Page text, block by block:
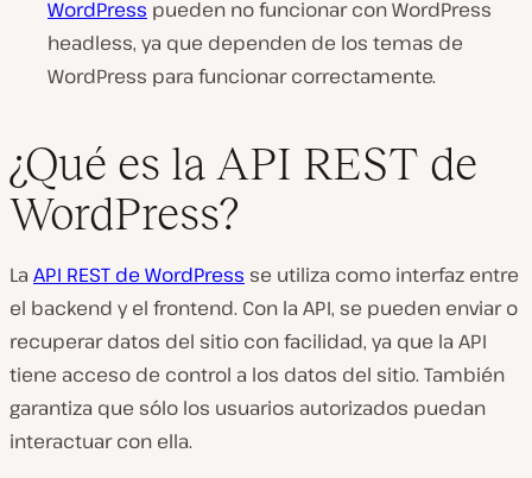
WordPress pueden no funcionar con WordPress
headless, ya que dependen de los temas de
WordPress para funcionar correctamente.
¿Qué es la API REST de
WordPress?
La API REST de WordPress se utiliza como interfaz entre
el backend y el frontend. Con la API, se pueden enviar o
recuperar datos del sitio con facilidad, ya que la API
tiene acceso de control a los datos del sitio. También
garantiza que sólo los usuarios autorizados puedan
interactuar con ella.